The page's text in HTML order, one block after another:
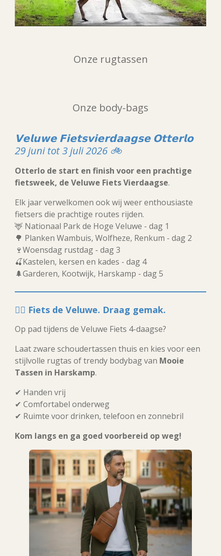
Onze rugtassen
Onze body-bags
𝗩𝗲𝗹𝘂𝘄𝗲 𝗙𝗶𝗲𝘁𝘀𝘃𝗶𝗲𝗿𝗱𝗮𝗮𝗴𝘀𝗲 𝗢𝘁𝘁𝗲𝗿𝗹𝗼
29 juni tot 3 juli 2026 🚲
Otterlo de start en finish voor een prachtige
fietsweek, de Veluwe Fiets Vierdaagse.
Elk jaar verwelkomen ook wij weer enthousiaste
fietsers die prachtige routes rijden.
🦌 Nationaal Park de Hoge Veluwe - dag 1
🌳 Planken Wambuis, Wolfheze, Renkum - dag 2
🍷Woensdag rustdag - dag 3
🍒Kastelen, kersen en kades - dag 4
🌲Garderen, Kootwijk, Harskamp - dag 5
🚴‍♀️ Fiets de Veluwe. Draag gemak.
Op pad tijdens de Veluwe Fiets 4-daagse?
Laat zware schoudertassen thuis en kies voor een
stijlvolle rugtas of trendy bodybag van Mooie
Tassen in Harskamp.
✔ Handen vrij
✔ Comfortabel onderweg
✔ Ruimte voor drinken, telefoon en zonnebril
Kom langs en ga goed voorbereid op weg!